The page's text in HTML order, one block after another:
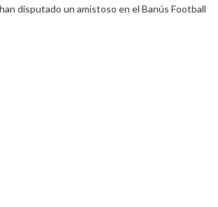
disputado un amistoso en el Banús Football